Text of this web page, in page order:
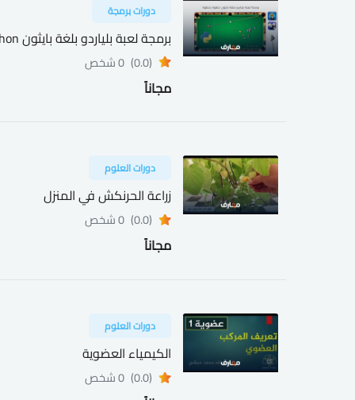
دورات برمجة
برمجة لعبة بلياردو بلغة بايثون python
(0.0) 0 شخص
مجاناً
دورات العلوم
زراعة الحرنكش في المنزل
(0.0) 0 شخص
مجاناً
دورات العلوم
الكيمياء العضوية
(0.0) 0 شخص